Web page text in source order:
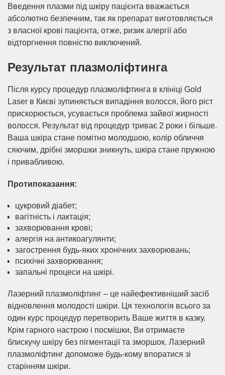
Введення плазми під шкіру пацієнта вважається
абсолютно безпечним, так як препарат виготовляється
з власної крові пацієнта, отже, ризик алергії або
відторгнення повністю виключений.
Результат плазмоліфтинга
Після курсу процедур плазмоліфтинга в клініці Gold
Laser в Києві зупиняється випадіння волосся, його ріст
прискорюється, усувається проблема зайвої жирності
волосся. Результат від процедур триває 2 роки і більше.
Ваша шкіра стане помітно молодшою, колір обличчя
сяючим, дрібні зморшки зникнуть, шкіра стане пружною
і привабливою.
Протипоказання:
цукровий діабет;
вагітність і лактація;
захворювання крові;
алергія на антикоагулянти;
загострення будь-яких хронічних захворювань;
психічні захворювання;
запальні процеси на шкірі.
Лазерний плазмоліфтинг – це найефективніший засіб
відновлення молодості шкіри. Ця технологія всього за
один курс процедур перетворить Ваше життя в казку.
Крім гарного настрою і посмішки, Ви отримаєте
блискучу шкіру без пігментації та зморшок. Лазерний
плазмоліфтинг допоможе будь-кому впоратися зі
старінням шкіри.